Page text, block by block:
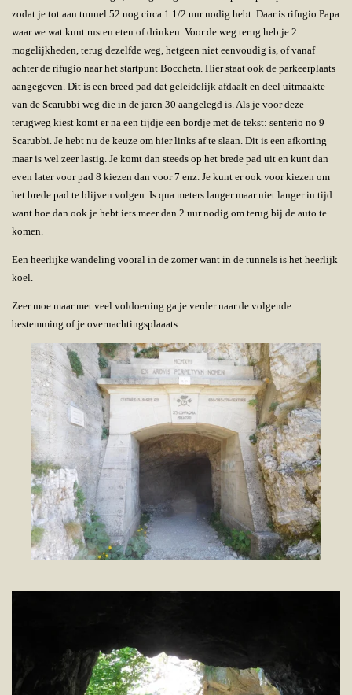
zodat je tot aan tunnel 52 nog circa 1 1/2 uur nodig hebt. Daar is rifugio Papa
waar we wat kunt rusten eten of drinken. Voor de weg terug heb je 2
mogelijkheden, terug dezelfde weg, hetgeen niet eenvoudig is, of vanaf
achter de rifugio naar het startpunt Boccheta. Hier staat ook de parkeerplaats
aangegeven. Dit is een breed pad dat geleidelijk afdaalt en deel uitmaakte
van de Scarubbi weg die in de jaren 30 aangelegd is. Als je voor deze
terugweg kiest komt er na een tijdje een bordje met de tekst: senterio no 9
Scarubbi. Je hebt nu de keuze om hier links af te slaan. Dit is een afkorting
maar is wel zeer lastig. Je komt dan steeds op het brede pad uit en kunt dan
even later voor pad 8 kiezen dan voor 7 enz. Je kunt er ook voor kiezen om
het brede pad te blijven volgen. Is qua meters langer maar niet langer in tijd
want hoe dan ook je hebt iets meer dan 2 uur nodig om terug bij de auto te
komen.
Een heerlijke wandeling vooral in de zomer want in de tunnels is het heerlijk
koel.
Zeer moe maar met veel voldoening ga je verder naar de volgende
bestemming of je overnachtingsplaaats.